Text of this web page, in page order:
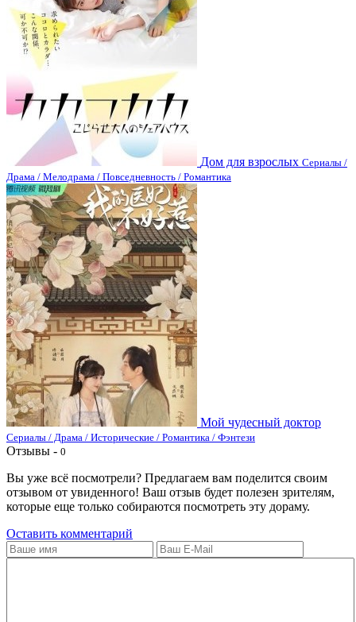
Дом для взрослых Сериалы /
Драма / Мелодрама / Повседневность / Романтика
Мой чудесный доктор
Сериалы / Драма / Исторические / Романтика / Фэнтези
Отзывы - 0
Вы уже всё посмотрели? Предлагаем вам поделится своим
отзывом от увиденного! Ваш отзыв будет полезен зрителям,
которые еще только собираются посмотреть эту дораму.
Оставить комментарий